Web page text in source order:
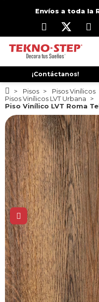
Envíos a toda la
¡Contáctanos!
Pisos Pisos Vinílicos
Pisos Vinílicos LVT Urbana
Piso Vinílico LVT Roma